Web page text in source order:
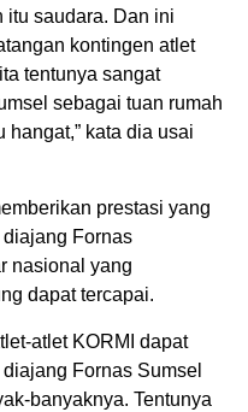
itu saudara. Dan ini
kontingen atlet
tentunya sangat
sebagai tuan rumah
kata dia usai
prestasi yang
Fornas
nasional yang
dapat tercapai.
atlet KORMI dapat
Fornas Sumsel
banyaknya. Tentunya